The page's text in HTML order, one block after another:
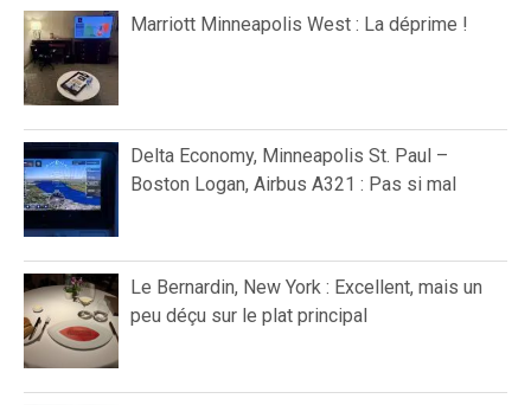
Marriott Minneapolis West : La déprime !
Delta Economy, Minneapolis St. Paul –
Boston Logan, Airbus A321 : Pas si mal
Le Bernardin, New York : Excellent, mais un
peu déçu sur le plat principal